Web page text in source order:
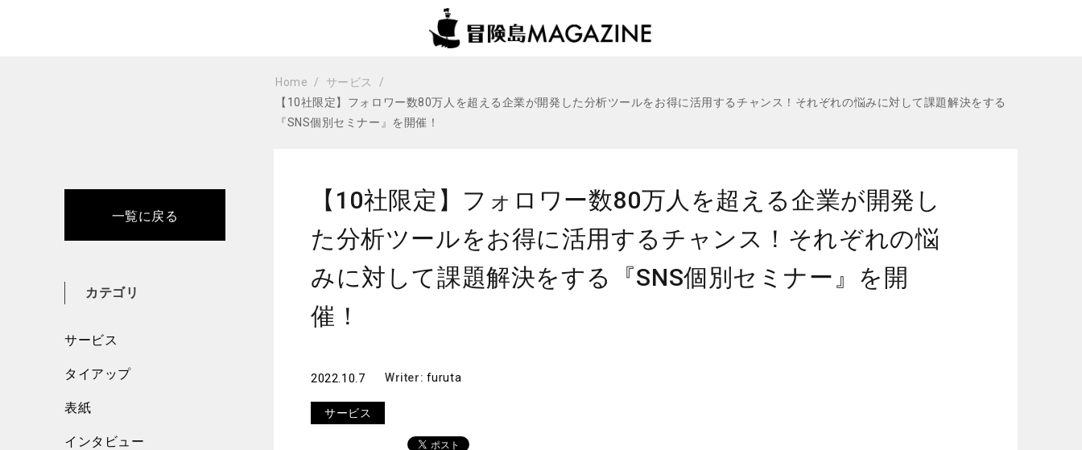
Home
サービス
【10社限定】フォロワー数80万人を超える企業が開発した分析ツールをお得に活用するチャンス！それぞれの悩みに対して課題解決をする
『SNS個別セミナー』を開催！
一覧に戻る
カテゴリ
サービス
タイアップ
表紙
インタビュー
【10社限定】フォロワー数80万人を超える企業が開発し
た分析ツールをお得に活用するチャンス！それぞれの悩
みに対して課題解決をする『SNS個別セミナー』を開
催！
2022.10.7 Writer: furuta
サービス